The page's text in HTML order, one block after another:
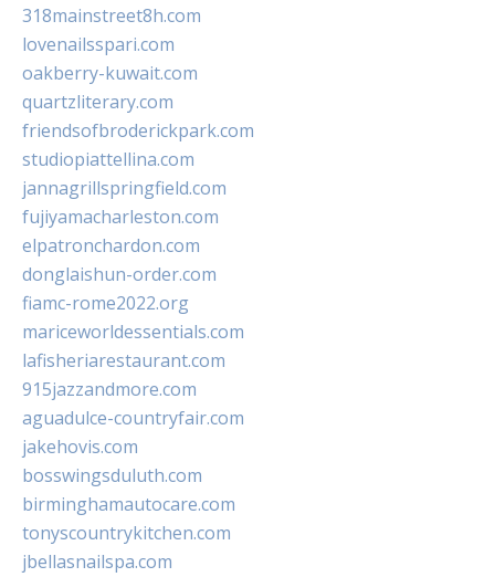
318mainstreet8h.com
lovenailsspari.com
oakberry-kuwait.com
quartzliterary.com
friendsofbroderickpark.com
studiopiattellina.com
jannagrillspringfield.com
fujiyamacharleston.com
elpatronchardon.com
donglaishun-order.com
fiamc-rome2022.org
mariceworldessentials.com
lafisheriarestaurant.com
915jazzandmore.com
aguadulce-countryfair.com
jakehovis.com
bosswingsduluth.com
birminghamautocare.com
tonyscountrykitchen.com
jbellasnailspa.com